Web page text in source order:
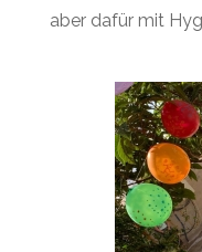
aber dafür mit